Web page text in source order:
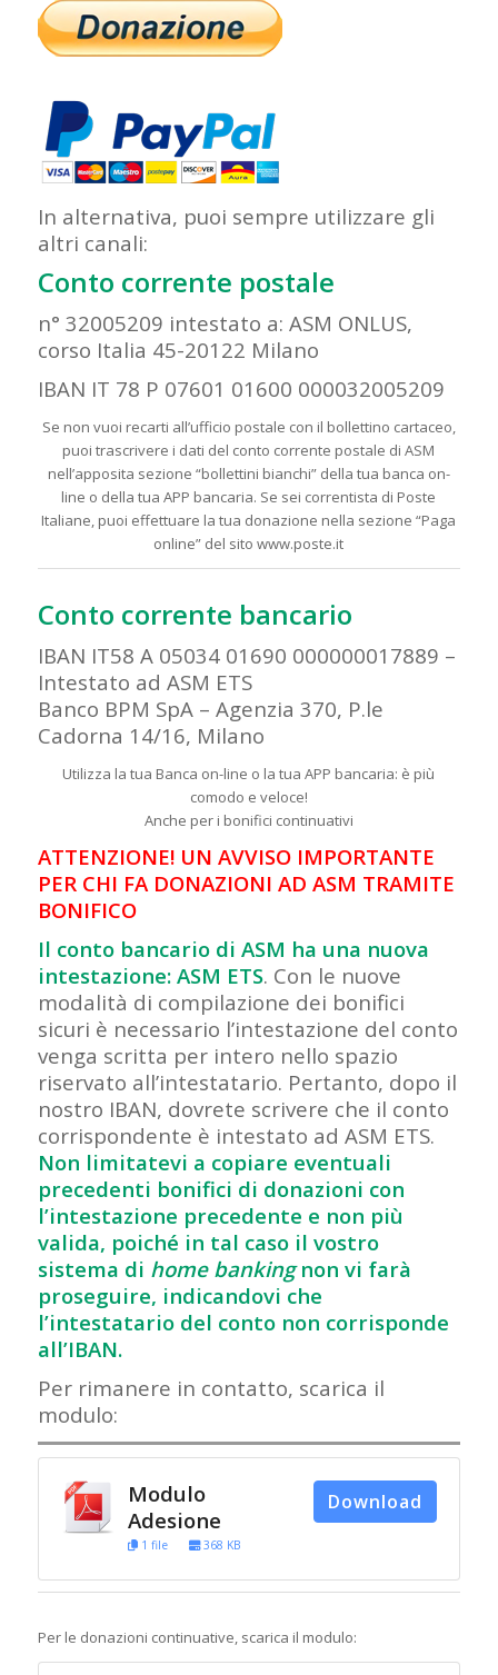
In alternativa, puoi sempre utilizzare gli
altri canali:
Conto corrente postale
n° 32005209 intestato a: ASM ONLUS,
corso Italia 45-20122 Milano
IBAN IT 78 P 07601 01600 000032005209
Se non vuoi recarti all’ufficio postale con il bollettino cartaceo,
puoi trascrivere i dati del conto corrente postale di ASM
nell’apposita sezione “bollettini bianchi” della tua banca on-
line o della tua APP bancaria. Se sei correntista di Poste
Italiane, puoi effettuare la tua donazione nella sezione “Paga
online” del sito www.poste.it
Conto corrente bancario
IBAN IT58 A 05034 01690 000000017889 –
Intestato ad ASM ETS
Banco BPM SpA – Agenzia 370, P.le
Cadorna 14/16, Milano
Utilizza la tua Banca on-line o la tua APP bancaria: è più
comodo e veloce!
Anche per i bonifici continuativi
ATTENZIONE! UN AVVISO IMPORTANTE
PER CHI FA DONAZIONI AD ASM TRAMITE
BONIFICO
Il conto bancario di ASM ha una nuova
intestazione: ASM ETS. Con le nuove
modalità di compilazione dei bonifici
sicuri è necessario l’intestazione del conto
venga scritta per intero nello spazio
riservato all’intestatario. Pertanto, dopo il
nostro IBAN, dovrete scrivere che il conto
corrispondente è intestato ad ASM ETS.
Non limitatevi a copiare eventuali
precedenti bonifici di donazioni con
l’intestazione precedente e non più
valida, poiché in tal caso il vostro
sistema di home bankingnon vi farà
proseguire, indicandovi che
l’intestatario del conto non corrisponde
all’IBAN.
Per rimanere in contatto, scarica il
modulo:
Modulo
Adesione
1 file 368 KB
Download
Per le donazioni continuative, scarica il modulo: